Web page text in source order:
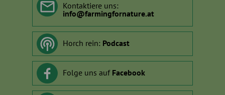
Kontaktiere uns:
info@farmingfornature.at
Horch rein: Podcast
Folge uns auf Facebook